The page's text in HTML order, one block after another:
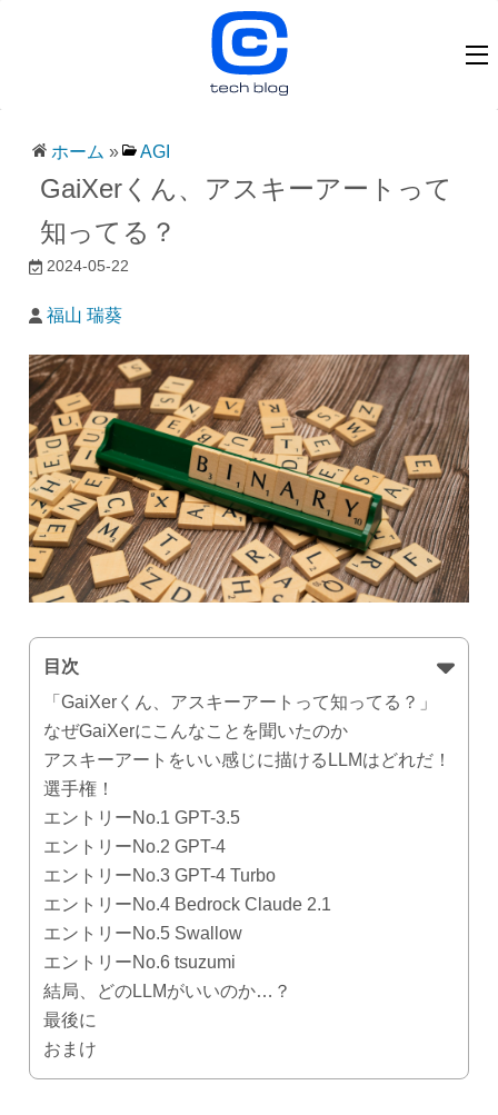
ホーム » AGI
GaiXerくん、アスキーアートって
知ってる？
2024-05-22
福山 瑞葵
目次
「GaiXerくん、アスキーアートって知ってる？」
なぜGaiXerにこんなことを聞いたのか
アスキーアートをいい感じに描けるLLMはどれだ！
選手権！
エントリーNo.1 GPT-3.5
エントリーNo.2 GPT-4
エントリーNo.3 GPT-4 Turbo
エントリーNo.4 Bedrock Claude 2.1
エントリーNo.5 Swallow
エントリーNo.6 tsuzumi
結局、どのLLMがいいのか…？
最後に
おまけ